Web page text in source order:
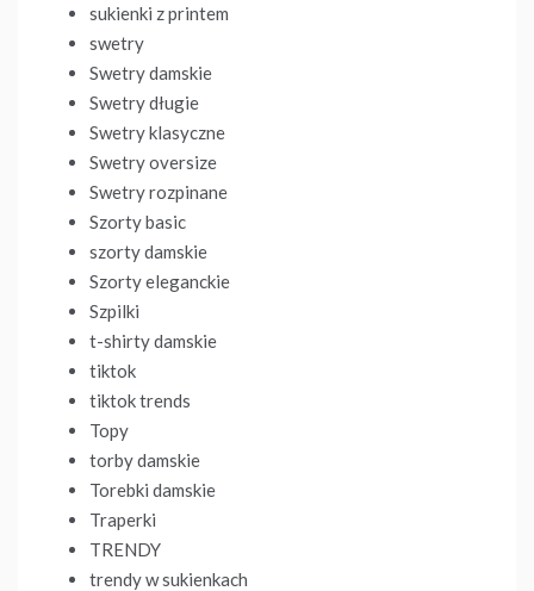
sukienki z printem
swetry
Swetry damskie
Swetry długie
Swetry klasyczne
Swetry oversize
Swetry rozpinane
Szorty basic
szorty damskie
Szorty eleganckie
Szpilki
t-shirty damskie
tiktok
tiktok trends
Topy
torby damskie
Torebki damskie
Traperki
TRENDY
trendy w sukienkach